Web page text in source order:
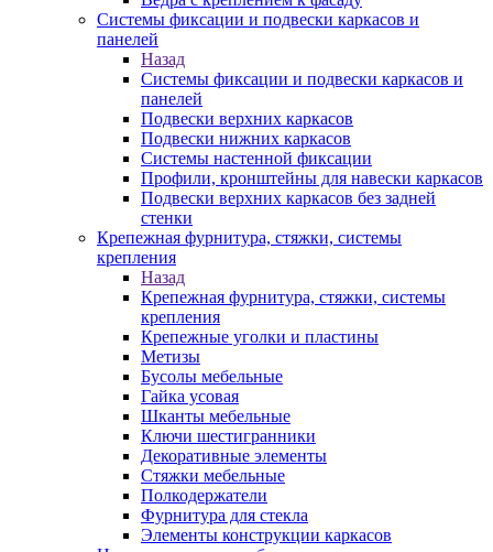
Системы фиксации и подвески каркасов и
панелей
Назад
Системы фиксации и подвески каркасов и
панелей
Подвески верхних каркасов
Подвески нижних каркасов
Системы настенной фиксации
Профили, кронштейны для навески каркасов
Подвески верхних каркасов без задней
стенки
Крепежная фурнитура, стяжки, системы
крепления
Назад
Крепежная фурнитура, стяжки, системы
крепления
Крепежные уголки и пластины
Метизы
Бусолы мебельные
Гайка усовая
Шканты мебельные
Ключи шестигранники
Декоративные элементы
Стяжки мебельные
Полкодержатели
Фурнитура для стекла
Элементы конструкции каркасов